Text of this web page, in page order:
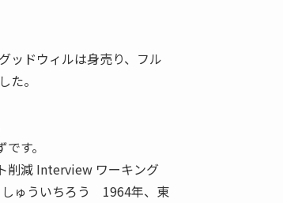
ッドウィルは身売り、フル
た。
す。
削減 Interview ワーキング
ゅういちろう 1964年、東